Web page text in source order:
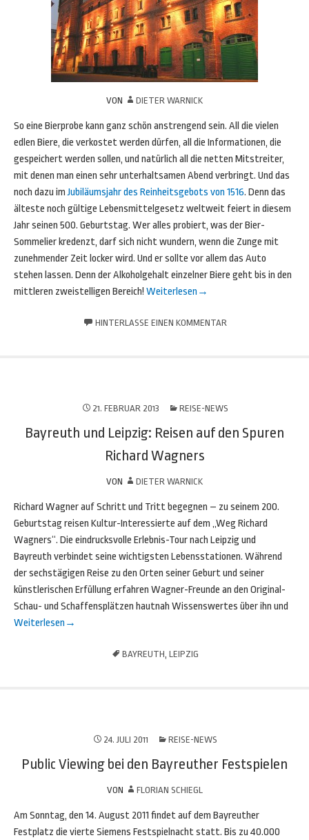
VON DIETER WARNICK
So eine Bierprobe kann ganz schön anstrengend sein. All die vielen
edlen Biere, die verkostet werden dürfen, all die Informationen, die
gespeichert werden sollen, und natürlich all die netten Mitstreiter,
mit denen man einen sehr unterhaltsamen Abend verbringt. Und das
noch dazu imJubiläumsjahr des Reinheitsgebots von 1516. Denn das
älteste noch gültige Lebensmittelgesetz weltweit feiert in diesem
Jahr seinen 500. Geburtstag. Wer alles probiert, was der Bier-
Sommelier kredenzt, darf sich nicht wundern, wenn die Zunge mit
zunehmender Zeit locker wird. Und er sollte vor allem das Auto
stehen lassen. Denn der Alkoholgehalt einzelner Biere geht bis in den
mittleren zweistelligen Bereich! Weiterlesen →
HINTERLASSE EINEN KOMMENTAR
21. FEBRUAR 2013 REISE-NEWS
Bayreuth und Leipzig: Reisen auf den Spuren
Richard Wagners
VON DIETER WARNICK
Richard Wagner auf Schritt und Tritt begegnen – zu seinem 200.
Geburtstag reisen Kultur-Interessierte auf dem „Weg Richard
Wagners“. Die eindrucksvolle Erlebnis-Tour nach Leipzig und
Bayreuth verbindet seine wichtigsten Lebensstationen. Während
der sechstägigen Reise zu den Orten seiner Geburt und seiner
künstlerischen Erfüllung erfahren Wagner-Freunde an den Original-
Schau- und Schaffensplätzen hautnah Wissenswertes über ihn und
Weiterlesen →
BAYREUTH, LEIPZIG
24. JULI 2011 REISE-NEWS
Public Viewing bei den Bayreuther Festspielen
VON FLORIAN SCHIEGL
Am Sonntag, den 14. August 2011 findet auf dem Bayreuther
Festplatz die vierte Siemens Festspielnacht statt. Bis zu 40.000